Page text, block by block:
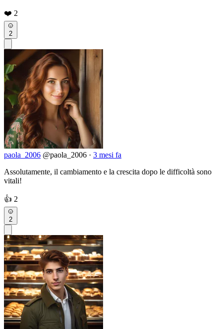
❤️ 2
2
paola_2006 @paola_2006 · 3 mesi fa
Assolutamente, il cambiamento e la crescita dopo le difficoltà sono
vitali!
👍 2
2